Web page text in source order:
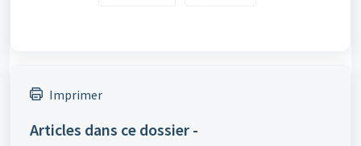
Imprimer
Articles dans ce dossier -